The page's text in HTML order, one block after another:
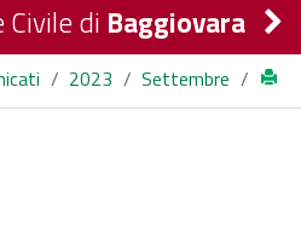
Civile di Baggiovara
/ 2023 / Settembre /
e medicina interna